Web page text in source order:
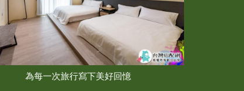
為每一次旅行寫下美好回憶